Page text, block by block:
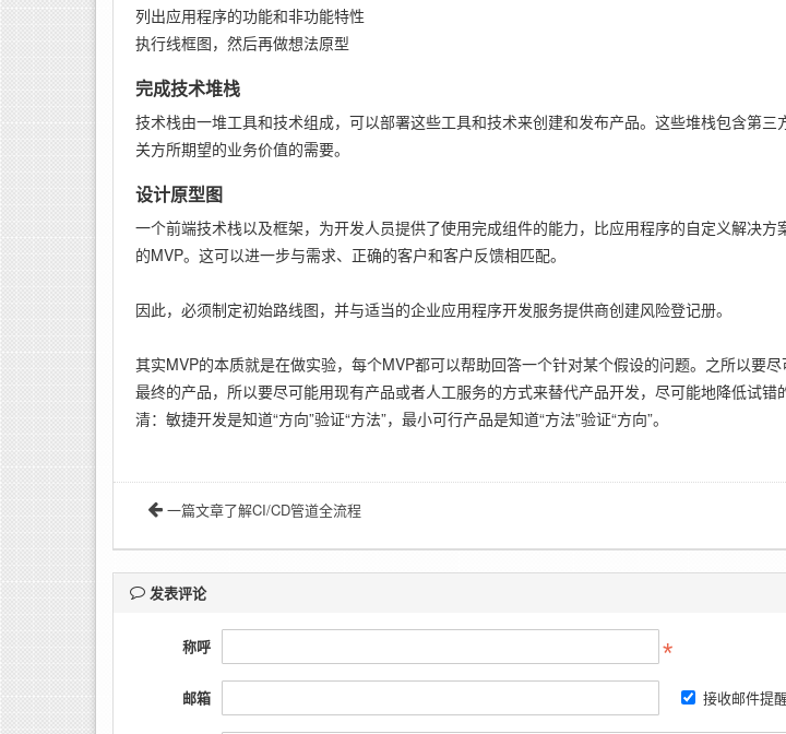
列出应用程序的功能和非功能特性
执行线框图，然后再做想法原型
完成技术堆栈
技术栈由一堆工具和技术组成，可以部署这些工具和技术来创建和发布产品。这些堆栈包含第
关方所期望的业务价值的需要。
设计原型图
一个前端技术栈以及框架，为开发人员提供了使用完成组件的能力，比应用程序的自定义解决
的MVP。这可以进一步与需求、正确的客户和客户反馈相匹配。
因此，必须制定初始路线图，并与适当的企业应用程序开发服务提供商创建风险登记册。
其实MVP的本质就是在做实验，每个MVP都可以帮助回答一个针对某个假设的问题。之所以要
最终的产品，所以要尽可能用现有产品或者人工服务的方式来替代产品开发，尽可能地降低试
清：敏捷开发是知道“方向”验证“方法”，最小可行产品是知道“方法”验证“方向”。
一篇文章了解CI/CD管道全流程
发表评论
称呼
邮箱 接收邮件提醒